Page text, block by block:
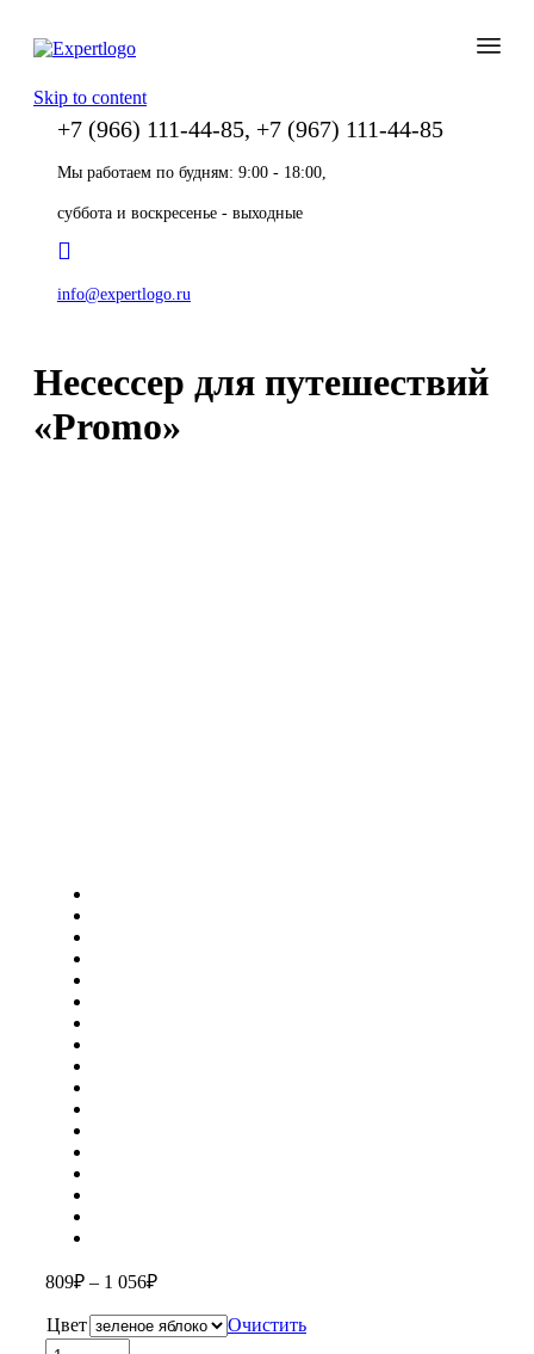
Skip to content
+7 (966) 111-44-85, +7 (967) 111-44-85
Мы работаем по будням: 9:00 - 18:00,
суббота и воскресенье - выходные
info@expertlogo.ru
Несессер для путешествий
«Promo»
809₽ – 1 056₽
Цвет
Очистить
Количество